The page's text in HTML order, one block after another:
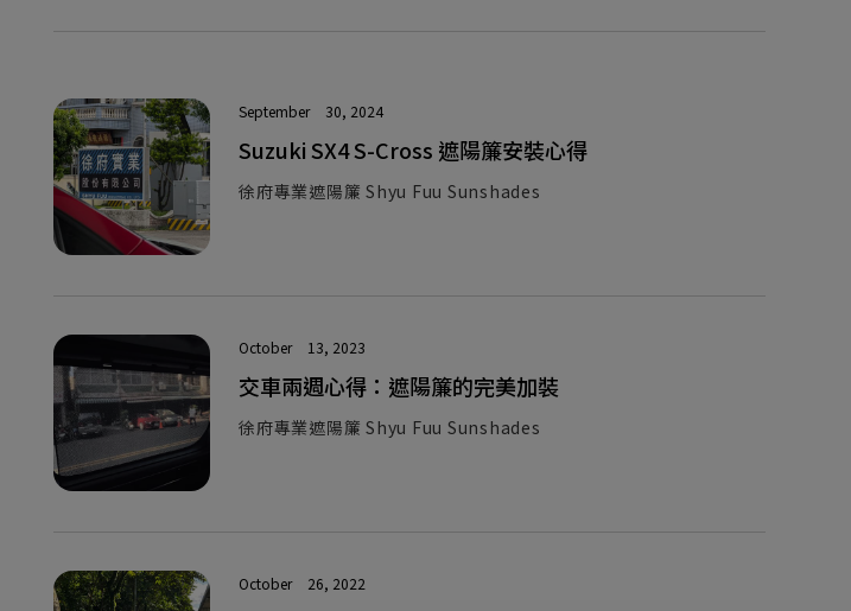
September 30, 2024
Suzuki SX4 S-Cross 遮陽簾安裝心得
徐府專業遮陽簾 Shyu Fuu Sunshades
October 13, 2023
交車兩週心得：遮陽簾的完美加裝
徐府專業遮陽簾 Shyu Fuu Sunshades
October 26, 2022